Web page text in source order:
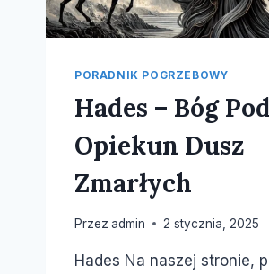
PORADNIK POGRZEBOWY
Hades – Bóg
Opiekun Dusz
Zmarłych
Przez admin 2 stycznia, 2025
Hades Na naszej stronie,